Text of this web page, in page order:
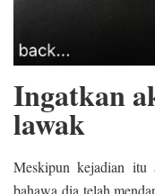
Ingatkan
lawak
Meskipun kejadian itu
bahawa dia telah